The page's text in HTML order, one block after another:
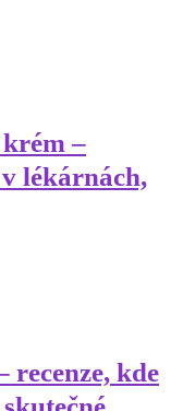
–
lékárnách,
recenze, kde